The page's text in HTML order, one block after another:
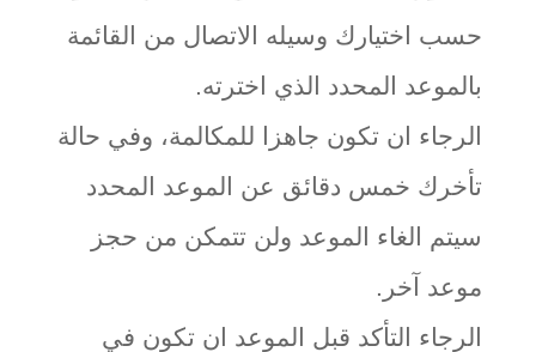
حسب اختيارك وسيله الاتصال من القائمة
بالموعد المحدد الذي اخترته.
الرجاء ان تكون جاهزا للمكالمة، وفي حالة
تأخرك خمس دقائق عن الموعد المحدد
سيتم الغاء الموعد ولن تتمكن من حجز
موعد آخر.
الرجاء التأكد قبل الموعد ان تكون في